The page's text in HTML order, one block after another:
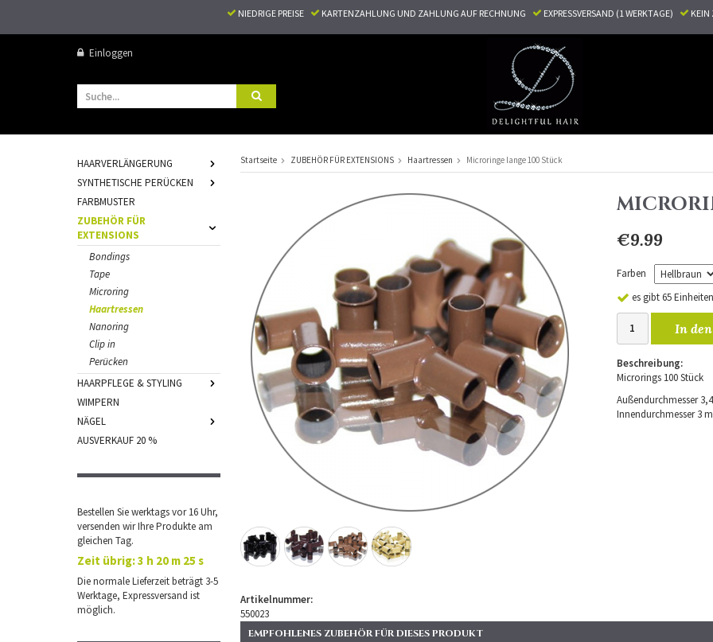
NIEDRIGE PREISE KARTENZAHLUNG UND ZAHLUNG AUF RECHNUNG EXPRESSVERSAND (1 WERKTAGE)
Einloggen
HAARVERLÄNGERUNG
SYNTHETISCHE PERÜCKEN
FARBMUSTER
ZUBEHÖR FÜR
EXTENSIONS
Bondings
Tape
Microring
Haartressen
Nanoring
Clip in
Perücken
HAARPFLEGE & STYLING
WIMPERN
NÄGEL
AUSVERKAUF 20 %
Bestellen Sie werktags vor 16 Uhr,
versenden wir Ihre Produkte am
gleichen Tag.
Zeit übrig:3 h 20 m 25 s
Die normale Lieferzeit beträgt 3-5
Werktage, Expressversand ist
möglich.
Startseite ZUBEHÖR FÜR EXTENSIONS Haartressen Microringe lange 100 Stück
€9.99
Farben
es gibt 65
In
Beschreibung:
Microrings 100 Stück
Außendurchmesser
Innendurchmesser 3
Artikelnummer:
550023
EMPFOHLENES ZUBEHÖR FÜR DIESES PRODUKT